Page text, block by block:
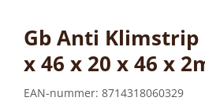
Gb Anti Klimstrip
x 46 x 20 x 46 x
EAN-nummer: 8714318060329